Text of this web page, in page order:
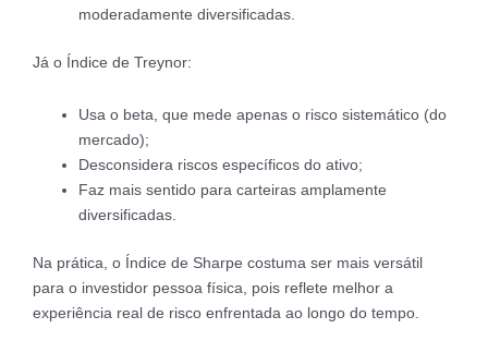
moderadamente diversificadas.
Já o Índice de Treynor:
Usa o beta, que mede apenas o risco sistemático (do
mercado);
Desconsidera riscos específicos do ativo;
Faz mais sentido para carteiras amplamente
diversificadas.
Na prática, o Índice de Sharpe costuma ser mais versátil
para o investidor pessoa física, pois reflete melhor a
experiência real de risco enfrentada ao longo do tempo.